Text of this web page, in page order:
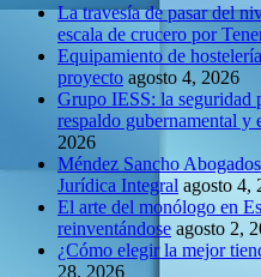
La travesía de pasar del
escala de crucero por
Equipamiento de
proyecto agosto 4, 2026
Grupo IESS: la seguridad
respaldo gubernamental y
2026
Méndez Sancho
Jurídica Integral agosto 4,
El arte del monólogo en
reinventándose agosto 2,
¿Cómo elegir la mejor
28, 2026